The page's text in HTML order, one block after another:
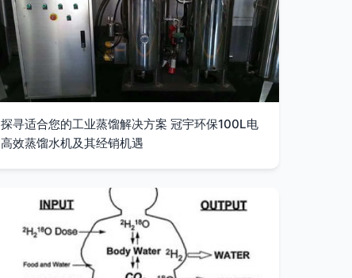
探寻适合您的工业蒸馏解决方案 冠宇环保100L电
高效蒸馏水机及其经销机遇